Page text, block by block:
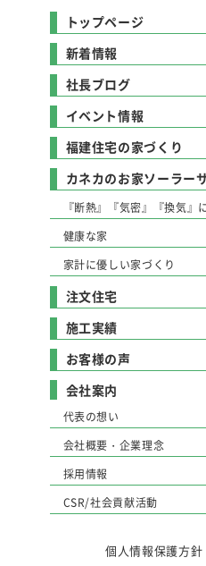
トップページ
新着情報
社長ブログ
イベント情報
福建住宅の家づくり
カネカのお家ソーラー
『断熱』『気密』『換気』
健康な家
家計に優しい家づくり
注文住宅
施工実績
お客様の声
会社案内
代表の想い
会社概要・企業理念
採用情報
CSR/社会貢献活動
個人情報保護方針